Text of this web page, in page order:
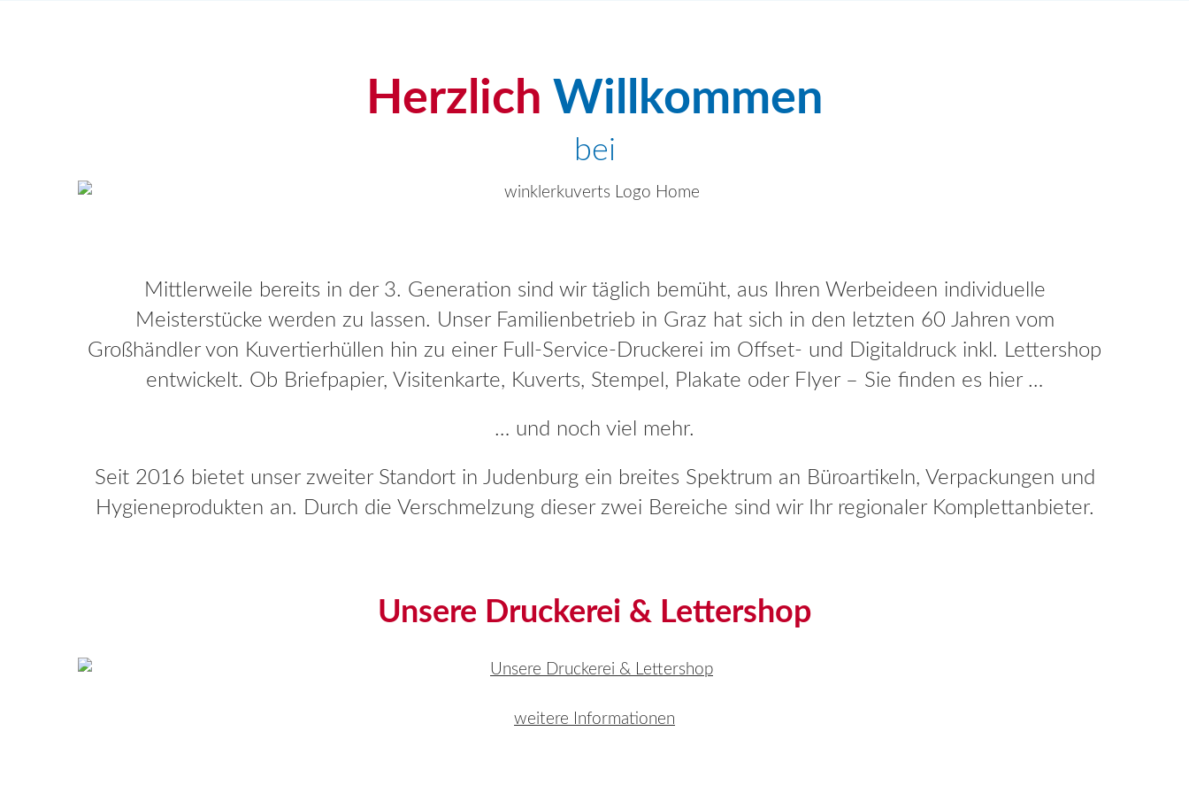
Herzlich Willkommen
bei
Mittlerweile bereits in der 3. Generation sind wir täglich bemüht, aus Ihren Werbeideen individuelle
Meisterstücke werden zu lassen. Unser Familienbetrieb in Graz hat sich in den letzten 60 Jahren vom
Großhändler von Kuvertierhüllen hin zu einer Full-Service-Druckerei im Offset- und Digitaldruck inkl. Lettershop
entwickelt. Ob Briefpapier, Visitenkarte, Kuverts, Stempel, Plakate oder Flyer – Sie finden es hier …
… und noch viel mehr.
Seit 2016 bietet unser zweiter Standort in Judenburg ein breites Spektrum an Büroartikeln, Verpackungen und
Hygieneprodukten an. Durch die Verschmelzung dieser zwei Bereiche sind wir Ihr regionaler Komplettanbieter.
Unsere Druckerei & Lettershop
weitere Informationen